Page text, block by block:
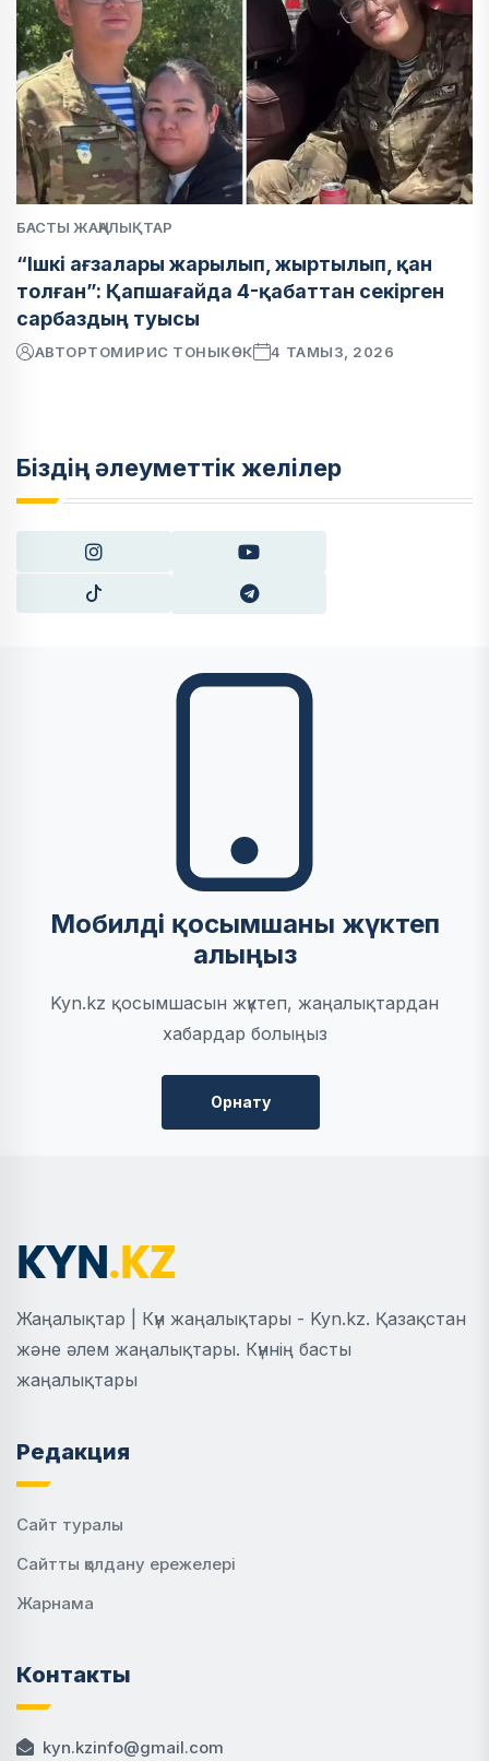
БАСТЫ ЖАҢАЛЫҚТАР
“Ішкі ағзалары жарылып, жыртылып, қан
толған”: Қапшағайда 4-қабаттан секірген
сарбаздың туысы
АВТОРТОМИРИС ТОНЫКӨК 4 ТАМЫЗ, 2026
Біздің әлеуметтік желілер
Мобилді қосымшаны жүктеп
алыңыз
Kyn.kz қосымшасын жүктеп, жаңалықтардан
хабардар болыңыз
Орнату
Жаңалықтар | Күн жаңалықтары - Kyn.kz. Қазақстан
және әлем жаңалықтары. Күннің басты
жаңалықтары
Редакция
Сайт туралы
Сайтты қолдану ережелері
Жарнама
Контакты
kyn.kzinfo@gmail.com